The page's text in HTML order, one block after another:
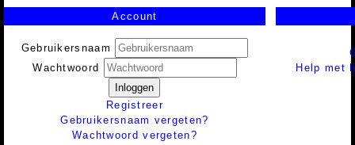
Account
Gebruikersnaam
Wachtwoord
Inloggen
Registreer
Gebruikersnaam vergeten?
Wachtwoord vergeten?
Help met